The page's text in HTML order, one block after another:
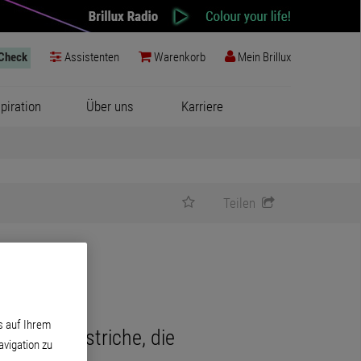
Assistenten Warenkorb Mein Brillux
Über uns Karriere
Teilen
Wandanstriche, die
auf Ihrem
zu